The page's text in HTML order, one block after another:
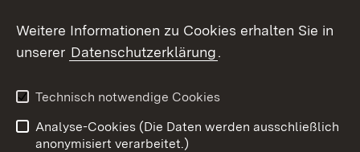
X / Twitter
Youtube
Impressum
Kontakt
Weitere Informationen zu Cookies erhalten Sie in
unserer Datenschutzerklärung.
Technisch notwendige Cookies
Analyse-Cookies (Die Daten werden ausschließlich
anonymisiert verarbeitet.)